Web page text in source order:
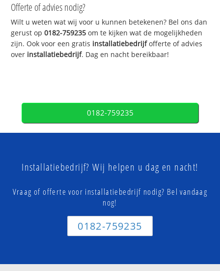
Offerte of advies nodig?
Wilt u weten wat wij voor u kunnen betekenen? Bel ons dan
gerust op0182-759235 om te kijken wat de mogelijkheden
zijn. Ook voor een gratis installatiebedrijfofferte of advies
over installatiebedrijf. Dag en nacht bereikbaar!
0182-759235
Installatiebedrijf? Wij helpen u dag en nacht!
Vraag of offerte voor installatiebedrijf nodig? Bel vandaag
nog!
0182-759235